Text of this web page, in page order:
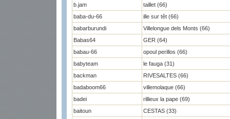
b.jam
taillet (66)
baba-du-66
ille sur têt (66)
babarburundi
Villelongue dels Monts (66)
Babas64
GER (64)
babau-66
opoul perillos (66)
babyteam
le fauga (31)
backman
RIVESALTES (66)
badaboom66
villemolaque (66)
badei
rillieux la pape (69)
baitoun
CESTAS (33)